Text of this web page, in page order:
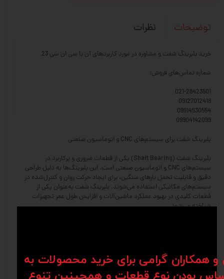
توضیحات نظرات
خرید بلبرینگ شفت و مشاوره در مورد کاربردهای آن با سی ان سی 23
شماره تماس‌های فروش:
021-28423501
09127012418
09914530554
09904142099
بلبرینگ شفت برای سیستم‌های CNC و اتوماسیون صنعتی
بلبرینگ شفت (Shaft Bearing) یکی از قطعات ضروری و پرکاربرد در
سیستم‌های CNC و اتوماسیون صنعتی است. این بلبرینگ‌ها به دلیل طراحی
دقیق و قابلیت تحمل بارهای سنگین، برای ایجاد حرکت روان و کنترل‌شده در
سیستم‌های مکانیکی استفاده می‌شوند. بلبرینگ شفت به‌عنوان یکی از
قطعات کلیدی در بهبود عملکرد ماشین‌آلات و افزایش طول عمر تجهیزات
شناخته می‌شود.
فراهم می‌کند و از ایجاد اصطکاک و سایش جلوگیری می‌کند.
مقاومت در برابر بارهای سنگین: طراحی این بلبرینگ‌ها به گونه‌ای است که
همکاران گرامی برای خرید محصولات به